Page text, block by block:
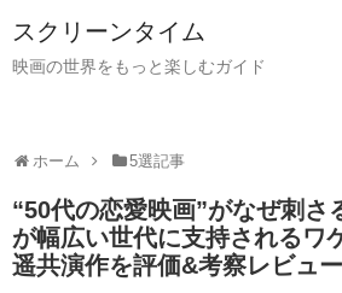
スクリーンタイム
映画の世界をもっと楽しむガイド
ホーム 5選記事
“50代の恋愛映画”がなぜ刺さ
が幅広い世代に支持されるワ
遥共演作を評価&考察レビュー